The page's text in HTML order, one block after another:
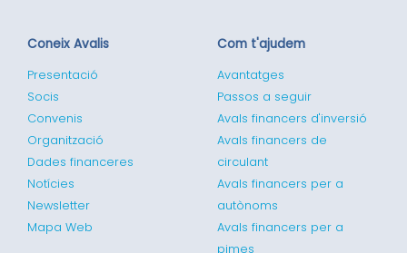
Coneix Avalis
Presentació
Socis
Convenis
Organització
Dades financeres
Notícies
Newsletter
Mapa Web
Com t'ajudem
Avantatges
Passos a seguir
Avals financers d'inversió
Avals financers de
circulant
Avals financers per a
autònoms
Avals financers per a
pimes